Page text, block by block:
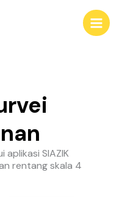
aplikasi SIAZIK
rentang skala 4